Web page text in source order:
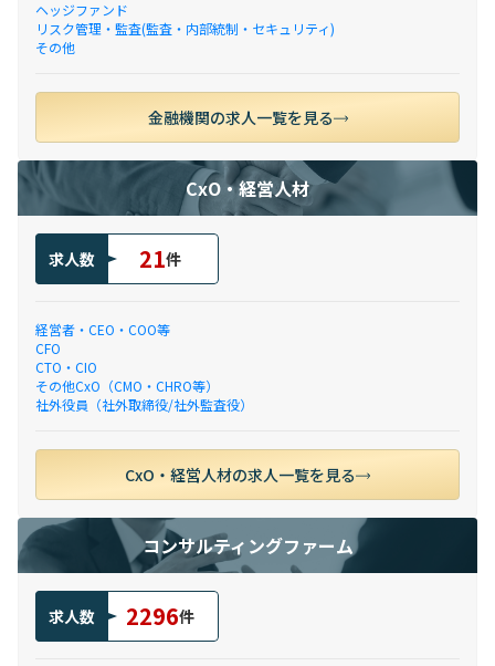
ヘッジファンド
リスク管理・監査(監査・内部統制・セキュリティ)
その他
金融機関の求人一覧を見る
CxO・経営人材
求人数 21件
経営者・CEO・COO等
CFO
CTO・CIO
その他CxO（CMO・CHRO等）
社外役員（社外取締役/社外監査役）
CxO・経営人材の求人一覧を見る
コンサルティングファーム
求人数 2296件